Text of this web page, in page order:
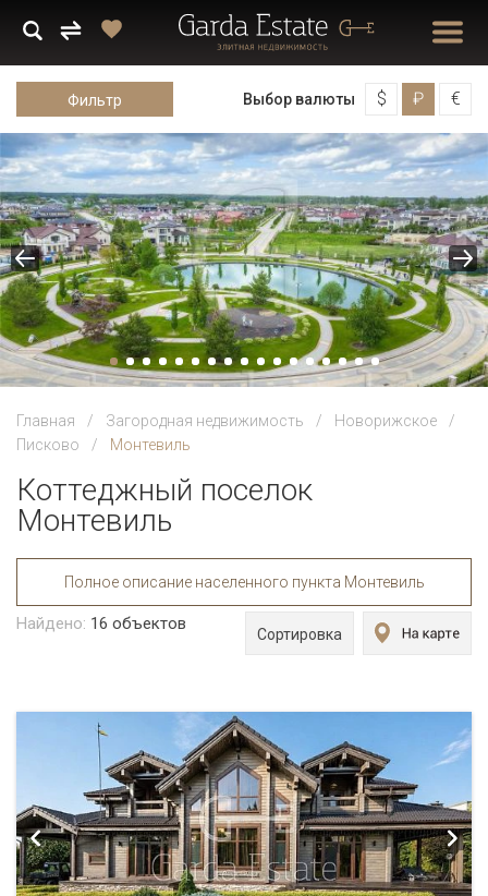
Фильтр Выбор валюты $ ₽ €
Главная Загородная недвижимость
Новорижское
Писково
Монтевиль
Коттеджный поселок
Монтевиль
Полное описание населенного пункта Монтевиль
Найдено: 16 объектов
Сортировка